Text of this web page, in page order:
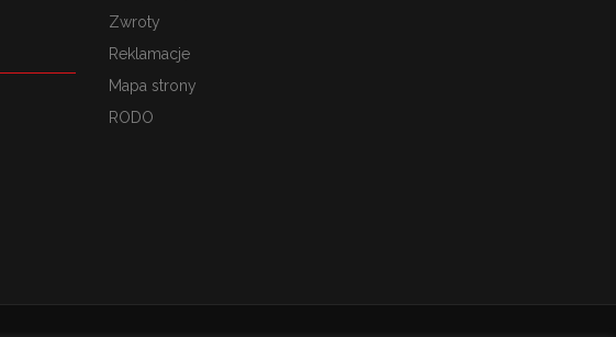
Zwroty
Reklamacje
Mapa strony
RODO